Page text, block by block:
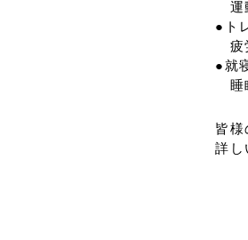
運
●ト
疲
●就
睡
皆様
詳し